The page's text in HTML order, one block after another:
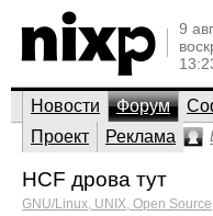
9
Новости Форум
Проект
Реклама
HCF дрова тут
GNU/Linux, UNIX, Open Source